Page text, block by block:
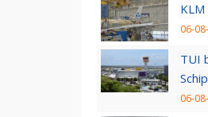
06-
TUI
06-